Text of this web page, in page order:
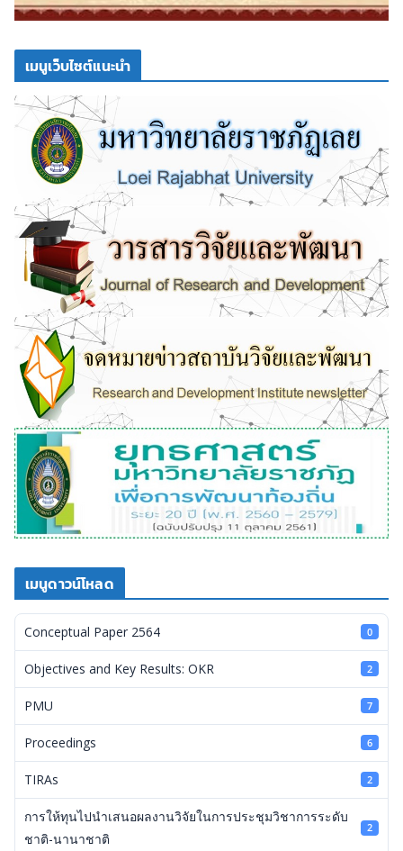
เมนูเว็บไซต์แนะนำ
เมนูดาวน์โหลด
Conceptual Paper 2564 0
Objectives and Key Results: OKR 2
PMU 7
Proceedings 6
TIRAs 2
การให้ทุนไปนำเสนอผลงานวิจัยในการประชุมวิชาการระดับ
ชาติ-นานาชาติ
2